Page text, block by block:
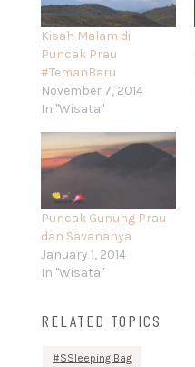
Kisah Malam di
Puncak Prau
#TemanBaru
November 7, 2014
In "Wisata"
Puncak Gunung Prau
dan Savananya
January 1, 2014
In "Wisata"
RELATED TOPICS
SSleeping Bag